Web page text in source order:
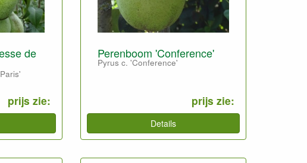
de
prijs zie:
Perenboom 'Conference'
Pyrus c. 'Conference'
prijs zie:
Details